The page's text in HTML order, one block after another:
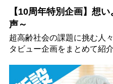
【10周年特別企画】想
声～
超高齢社会の課題に挑む人
タビュー企画をまとめて紹介